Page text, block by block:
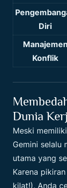
Diri
Manajemen
Konflik
Dunia
Meski
Gemini selalu
utama yang
Karena
kilat!), Anda